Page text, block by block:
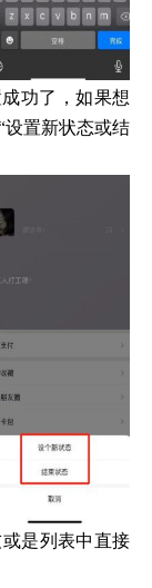
功了，如果想
设置新状态或结
是列表中直接